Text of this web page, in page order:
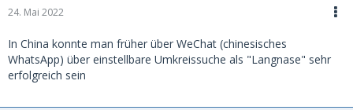
24. Mai 2022
In China konnte man früher über WeChat (chinesisches
WhatsApp) über einstellbare Umkreissuche als "Langnase" sehr
erfolgreich sein